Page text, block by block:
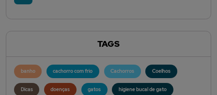
TAGS
banho cachorro com frio Cachorros Coelhos
Dicas doenças gatos higiene bucal de gato